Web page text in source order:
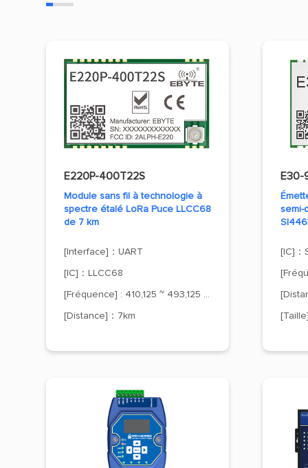
E220P-400T22S
Module sans fil à technologie à
spectre étalé LoRa Puce LLCC68
de 7 km
[Interface]：UART
[IC]：LLCC68
[Distance]：7km
E30-
semi-
[IC]：